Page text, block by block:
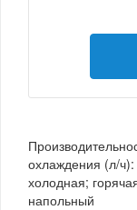
охлаждения (л/
холодная;
напольный